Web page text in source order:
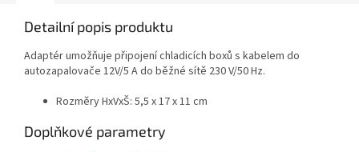
Detailní popis produktu
Adaptér umožňuje připojení chladicích boxů s kabelem do
autozapalovače 12V/5 A do běžné sítě 230 V/50 Hz.
Rozměry HxVxŠ: 5,5 x 17 x 11 cm
Doplňkové parametry